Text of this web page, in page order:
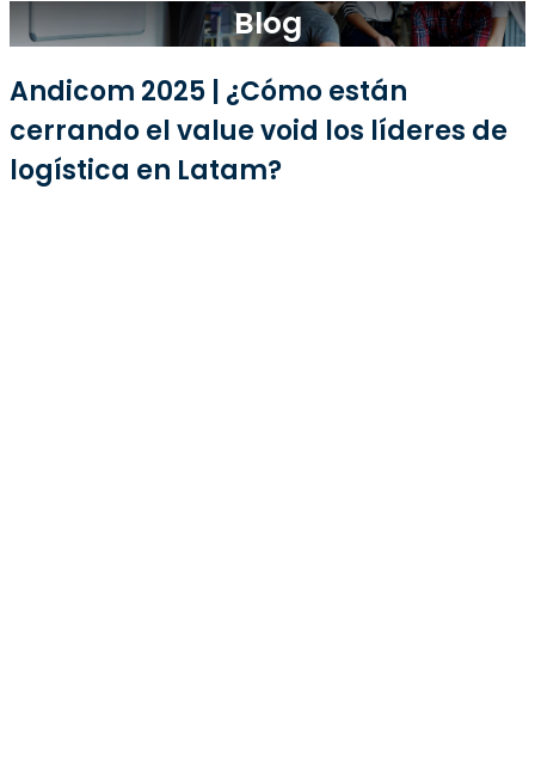
Blog
Andicom 2025 | ¿Cómo están
cerrando el value void los líderes de
logística en Latam?